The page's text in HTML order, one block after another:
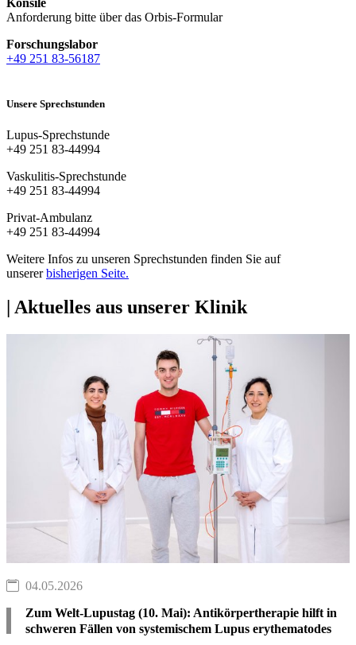
Anforderung bitte über das Orbis-Formular
Forschungslabor
+49 251 83-56187
Unsere Sprechstunden
Lupus-Sprechstunde
+49 251 83-44994
Vaskulitis-Sprechstunde
+49 251 83-44994
Privat-Ambulanz
+49 251 83-44994
Weitere Infos zu unseren Sprechstunden finden Sie auf
unsererbisherigen Seite.
| Aktuelles aus unserer Klinik
04.05.2026
Zum Welt-Lupustag (10. Mai): Antikörpertherapie hilft in
schweren Fällen von systemischem Lupus erythematodes